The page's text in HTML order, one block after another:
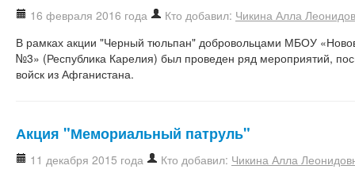
16 февраля 2016 года Кто добавил: Чикина Алла
В рамках акции "Черный тюльпан" добровольцами МБОУ
№3» (Республика Карелия) был проведен ряд мероприятий,
войск из Афганистана.
Акция "Мемориальный патруль"
11 декабря 2015 года Кто добавил: Чикина Алла